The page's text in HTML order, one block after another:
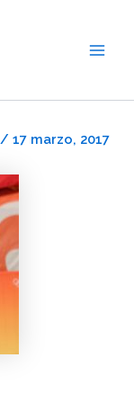
/ 17 marzo, 2017